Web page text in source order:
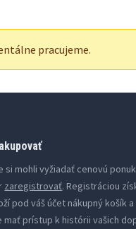
pracujeme.
si mohli vyžiadať cenovú
zaregistrovať. Registráciou
pod váš účet nákupný košík
mať prístup k histórii vašich